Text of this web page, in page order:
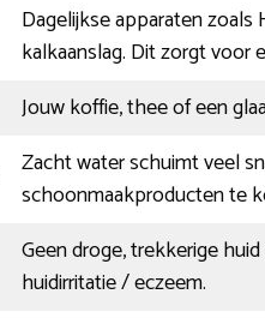
Dagelijkse apparaten
kalkaanslag. Dit zorgt voor
Jouw koffie, thee of een
Zacht water schuimt veel
schoonmaakproducten te
Geen droge, trekkerige
huidirritatie / eczeem.